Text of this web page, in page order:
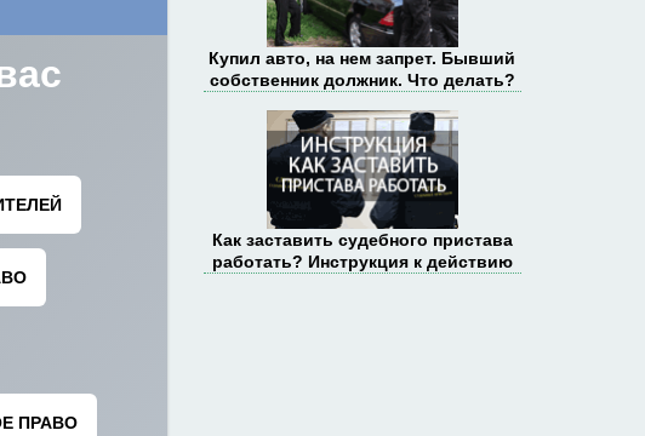
Купил авто, на нем запрет. Бывший
собственник должник. Что делать?
Как заставить судебного пристава
работать? Инструкция к действию